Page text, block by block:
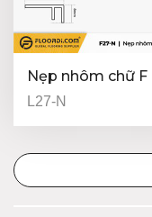
Nẹp nhôm chữ F -
8mm
L27-N